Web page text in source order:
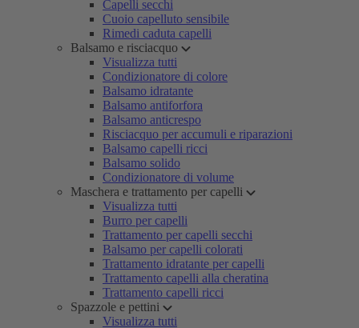
Capelli secchi
Cuoio capelluto sensibile
Rimedi caduta capelli
Balsamo e risciacquo
Visualizza tutti
Condizionatore di colore
Balsamo idratante
Balsamo antiforfora
Balsamo anticrespo
Risciacquo per accumuli e riparazioni
Balsamo capelli ricci
Balsamo solido
Condizionatore di volume
Maschera e trattamento per capelli
Visualizza tutti
Burro per capelli
Trattamento per capelli secchi
Balsamo per capelli colorati
Trattamento idratante per capelli
Trattamento capelli alla cheratina
Trattamento capelli ricci
Spazzole e pettini
Visualizza tutti